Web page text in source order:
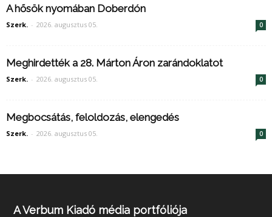
A hősök nyomában Doberdón
Szerk. - 2026. augusztus 05. 0
Meghirdették a 28. Márton Áron zarándoklatot
Szerk. - 2026. augusztus 05. 0
Megbocsátás, feloldozás, elengedés
Szerk. - 2026. augusztus 05. 0
A Verbum Kiadó média portfóliója